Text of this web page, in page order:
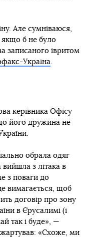
Але сумніваюся,
якщо б не було
записаного івритом
Україна.
керівника Офісу
його дружина не
обрала одяг
вийшла з літака в
з поваги до
вимагається, щоб
договір про зону
в Єрусалимі (і
так і буде», —
«Схоже, ми